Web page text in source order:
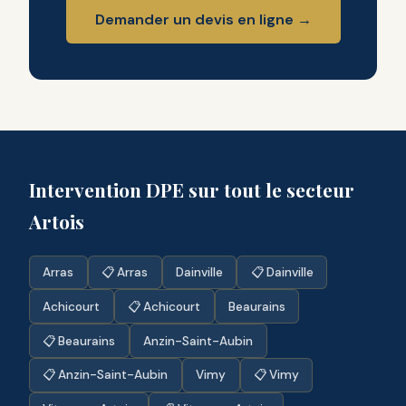
Demander un devis en ligne →
Intervention DPE sur tout le secteur
Artois
Arras 📋 Arras Dainville 📋 Dainville
Achicourt 📋 Achicourt Beaurains
📋 Beaurains Anzin-Saint-Aubin
📋 Anzin-Saint-Aubin Vimy 📋 Vimy